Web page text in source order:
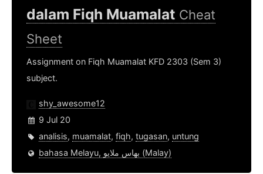
dalam Fiqh Muamalat Cheat
Sheet
Assignment on Fiqh Muamalat KFD 2303 (Sem 3)
subject.
shy_awesome12
9 Jul 20
analisis, muamalat, fiqh, tugasan, untung
bahasa Melayu, بهاس ملايو‎ (Malay)